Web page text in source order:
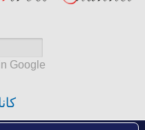
Google